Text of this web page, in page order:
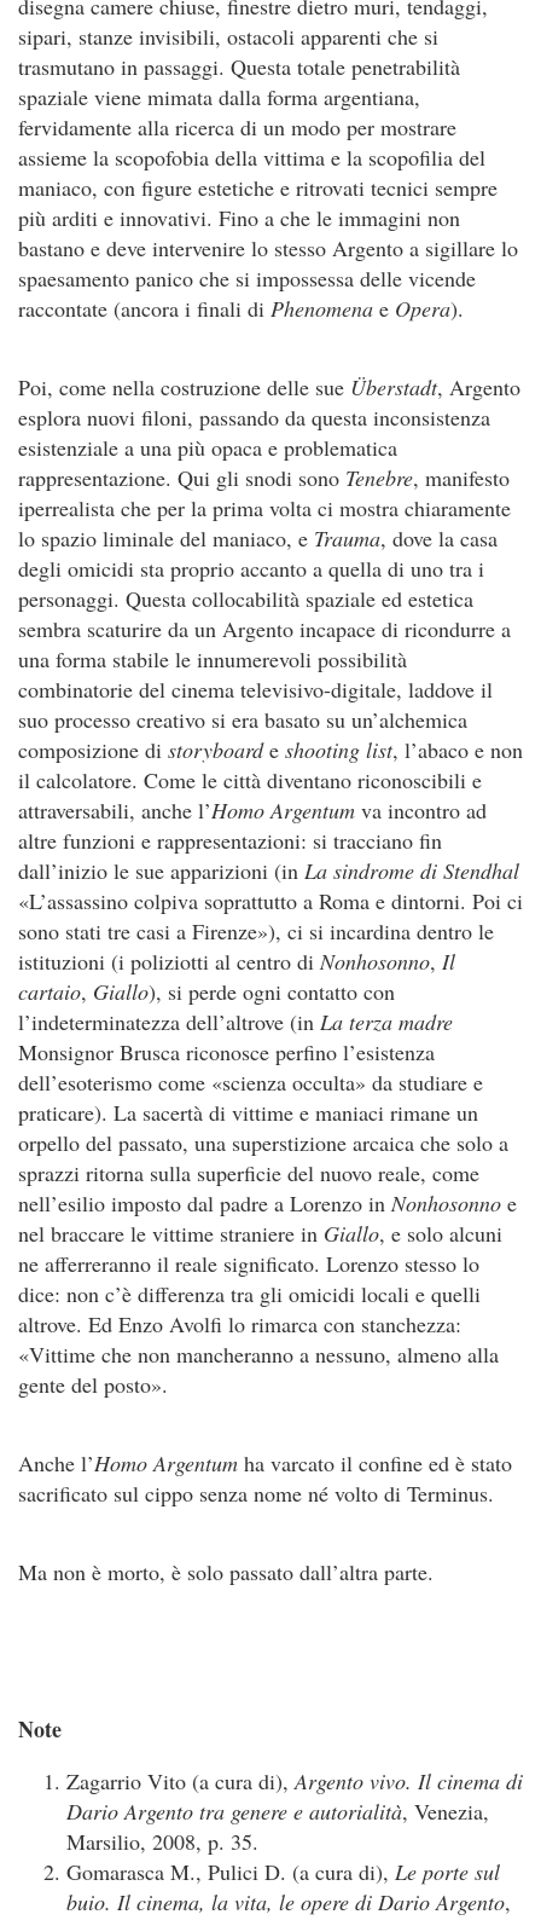
disegna camere chiuse, finestre dietro muri, tendaggi,
sipari, stanze invisibili, ostacoli apparenti che si
trasmutano in passaggi. Questa totale penetrabilità
spaziale viene mimata dalla forma argentiana,
fervidamente alla ricerca di un modo per mostrare
assieme la scopofobia della vittima e la scopofilia del
maniaco, con figure estetiche e ritrovati tecnici sempre
più arditi e innovativi. Fino a che le immagini non
bastano e deve intervenire lo stesso Argento a sigillare lo
spaesamento panico che si impossessa delle vicende
raccontate (ancora i finali di Phenomena e Opera).
Poi, come nella costruzione delle sue Überstadt, Argento
esplora nuovi filoni, passando da questa inconsistenza
esistenziale a una più opaca e problematica
rappresentazione. Qui gli snodi sono Tenebre, manifesto
iperrealista che per la prima volta ci mostra chiaramente
lo spazio liminale del maniaco, e Trauma, dove la casa
degli omicidi sta proprio accanto a quella di uno tra i
personaggi. Questa collocabilità spaziale ed estetica
sembra scaturire da un Argento incapace di ricondurre a
una forma stabile le innumerevoli possibilità
combinatorie del cinema televisivo-digitale, laddove il
suo processo creativo si era basato su un’alchemica
composizione di storyboarde shooting list, l’abaco e non
il calcolatore. Come le città diventano riconoscibili e
attraversabili, anche l’Homo Argentum va incontro ad
altre funzioni e rappresentazioni: si tracciano fin
dall’inizio le sue apparizioni (in La sindrome di Stendhal
«L’assassino colpiva soprattutto a Roma e dintorni. Poi ci
sono stati tre casi a Firenze»), ci si incardina dentro le
istituzioni (i poliziotti al centro diNonhosonno, Il
cartaio, Giallo), si perde ogni contatto con
l’indeterminatezza dell’altrove (in La terza madre
Monsignor Brusca riconosce perfino l’esistenza
dell’esoterismo come «scienza occulta» da studiare e
praticare). La sacertà di vittime e maniaci rimane un
orpello del passato, una superstizione arcaica che solo a
sprazzi ritorna sulla superficie del nuovo reale, come
nell’esilio imposto dal padre a Lorenzo inNonhosonno e
nel braccare le vittime straniere in Giallo, e solo alcuni
ne afferreranno il reale significato. Lorenzo stesso lo
dice: non c’è differenza tra gli omicidi locali e quelli
altrove. Ed Enzo Avolfi lo rimarca con stanchezza:
«Vittime che non mancheranno a nessuno, almeno alla
gente del posto».
Anche l’Homo Argentum ha varcato il confine ed è stato
sacrificato sul cippo senza nome né volto di Terminus.
Ma non è morto, è solo passato dall’altra parte.
Note
Zagarrio Vito (a cura di),Argento vivo. Il cinema di
Dario Argento tra genere e autorialità, Venezia,
Marsilio, 2008, p. 35.
Gomarasca M., Pulici D. (a cura di), Le porte sul
buio. Il cinema, la vita, le opere di Dario Argento,